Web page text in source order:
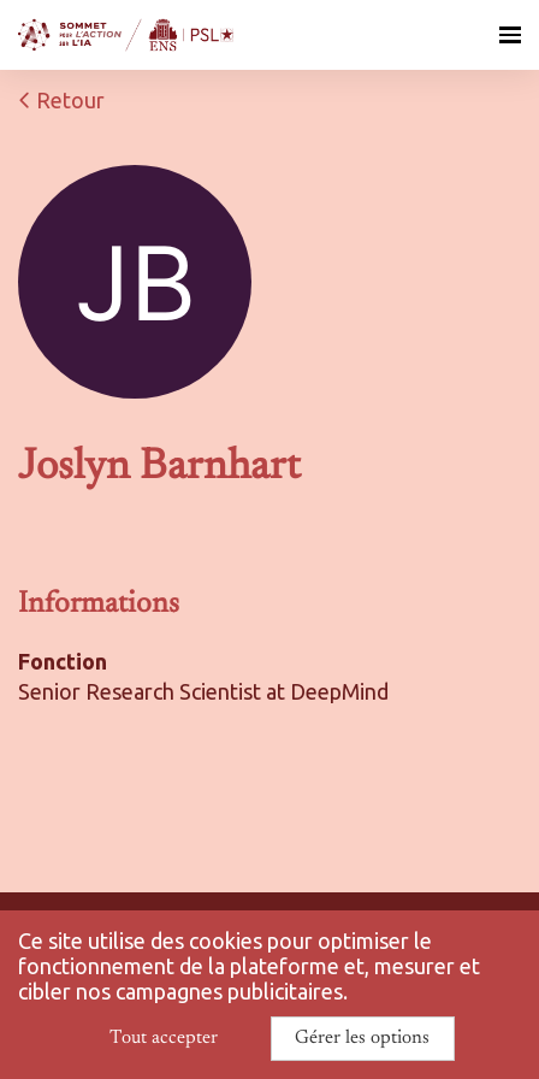
Retour
Joslyn Barnhart
Informations
Fonction
Senior Research Scientist at DeepMind
© 2025 ENS-PSL - Tous droits réservés | Mentions légales
Gérez vos données
Ce site utilise des cookies pour optimiser le
fonctionnement de la plateforme et, mesurer et
cibler nos campagnes publicitaires.
Tout accepter Gérer les options